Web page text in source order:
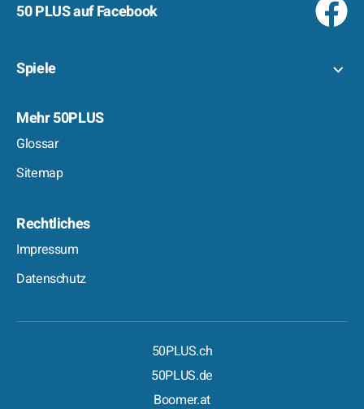
50 PLUS auf Facebook
Spiele
Mehr 50PLUS
Glossar
Sitemap
Rechtliches
Impressum
Datenschutz
50PLUS.ch
50PLUS.de
Boomer.at